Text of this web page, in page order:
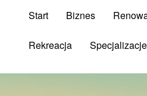
Start Biznes
Rekreacja Specjalizacje